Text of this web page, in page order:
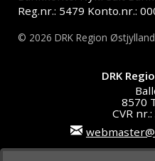
Reg.nr.: 5479 Konto.nr.:
© 2026 DRK Region
DRK
8570
CVR